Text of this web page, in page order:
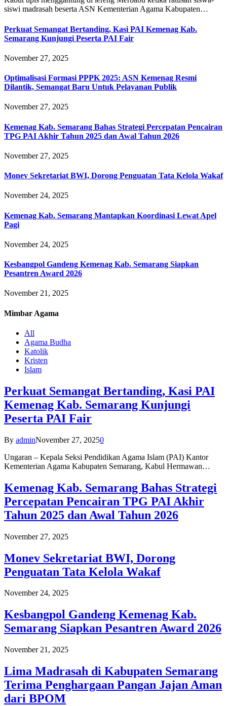
siswi madrasah beserta ASN Kementerian Agama Kabupaten…
Perkuat Semangat Bertanding, Kasi PAI Kemenag Kab.
Semarang Kunjungi Peserta PAI Fair
November 27, 2025
Optimalisasi Formasi PPPK 2025: ASN Kemenag Resmi
Dilantik, Semangat Baru Untuk Pelayanan Publik
November 27, 2025
Kemenag Kab. Semarang Bahas Strategi Percepatan Pencairan
TPG PAI Akhir Tahun 2025 dan Awal Tahun 2026
November 27, 2025
Monev Sekretariat BWI, Dorong Penguatan Tata Kelola Wakaf
November 24, 2025
Kemenag Kab. Semarang Mantapkan Koordinasi Lewat Apel
Pagi
November 24, 2025
Kesbangpol Gandeng Kemenag Kab. Semarang Siapkan
Pesantren Award 2026
November 21, 2025
Mimbar Agama
All
Agama Budha
Katolik
Kristen
Islam
Perkuat Semangat Bertanding, Kasi PAI
Kemenag Kab. Semarang Kunjungi
Peserta PAI Fair
By adminNovember 27, 20250
Ungaran – Kepala Seksi Pendidikan Agama Islam (PAI) Kantor
Kementerian Agama Kabupaten Semarang, Kabul Hermawan…
Kemenag Kab. Semarang Bahas Strategi
Percepatan Pencairan TPG PAI Akhir
Tahun 2025 dan Awal Tahun 2026
November 27, 2025
Monev Sekretariat BWI, Dorong
Penguatan Tata Kelola Wakaf
November 24, 2025
Kesbangpol Gandeng Kemenag Kab.
Semarang Siapkan Pesantren Award 2026
November 21, 2025
Lima Madrasah di Kabupaten Semarang
Terima Penghargaan Pangan Jajan Aman
dari BPOM